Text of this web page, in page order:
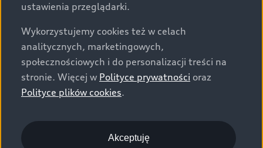
Audi.
Wszystkie produkowane obecnie samochody marki Audi
są wykonywane z materiałów spełniających pod
względem możliwości odzysku i recyklingu wymagania
określone w normie ISO 22628 i są zgodne z
europejskimi świadectwami homologacji wydanymi wg
o.o. podlega obowiązkowi zapewnienia wszystkim
użytkownikom samochodów marki Volkswagen sieci
ustawienia przeglądarki.
Wykorzystujemy cookies też w celach
analitycznych, marketingowych,
społecznościowych i do personalizacji treści na
stronie. Więcej w Polityce prywatności oraz
Polityce plików cookies.
Akceptuję